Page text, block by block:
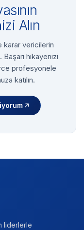
Alın
karar vericilerin
Başarı hikayenizi
profesyonele
katılın.
liderlerle